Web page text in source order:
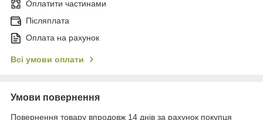
Оплатити частинами
Післяплата
Оплата на рахунок
Всі умови оплати
Умови повернення
Повернення товару впродовж 14 днів за рахунок покупця